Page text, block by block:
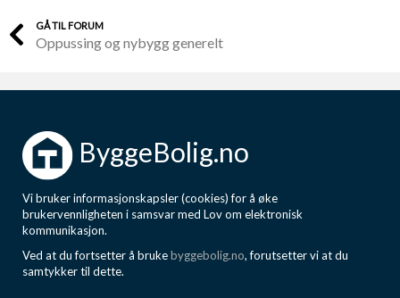
GÅ TIL FORUM
Oppussing og nybygg generelt
ByggeBolig.no
Vi bruker informasjonskapsler (cookies) for å øke
brukervennligheten i samsvar med Lov om elektronisk
kommunikasjon.
Ved at du fortsetter å brukebyggebolig.no, forutsetter vi at du
samtykker til dette.